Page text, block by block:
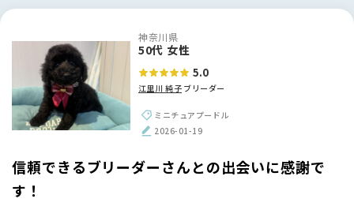
お迎えしてからも、うちの子はとても穏やかで、お母さんとし
すい子に育っています。最近はすっかり肝も据わってきて、家
族の一員として毎日笑わせてくれています💕
江里川さん、本当にありがとうございました。
【BreederFamiliesへ】
にいろいろな方がいらっしゃるので、「どうやっていいブリー
ダーさんを見つければいいんだろう？」というのが一番の悩み
でした。
神奈川県
50代 女性
5.0
江里川 純子 ブリーダー
ミニチュアプードル
2026-01-19
信頼できるブリーダーさんとの出会いに感謝で
す！